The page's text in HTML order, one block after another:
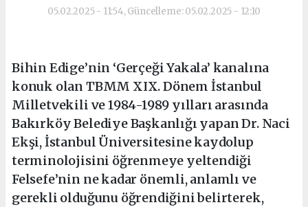
05.02.2025 - 11:54, Güncelleme: 05.02.2025 - 12:10
Bihin Edige’nin ‘Gerçeği Yakala’ kanalına
konuk olan TBMM XIX. Dönem İstanbul
Milletvekili ve 1984-1989 yılları arasında
Bakırköy Belediye Başkanlığı yapan Dr. Naci
Ekşi, İstanbul Üniversitesine kaydolup
terminolojisini öğrenmeye yeltendiği
Felsefe’nin ne kadar önemli, anlamlı ve
gerekli olduğunu öğrendiğini belirterek,